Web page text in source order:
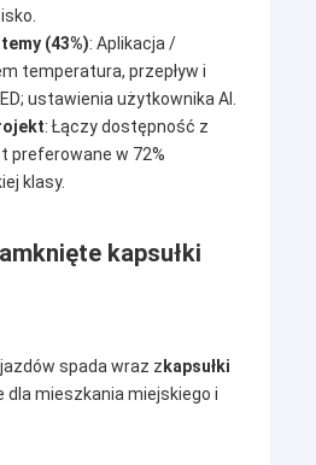
(43%): Aplikacja /
temperatura, przepływ i
ustawienia użytkownika AI.
: Łączy dostępność z
preferowane w 72%
klasy.
kapsułki
spada wraz z kapsułki
dla mieszkania miejskiego i